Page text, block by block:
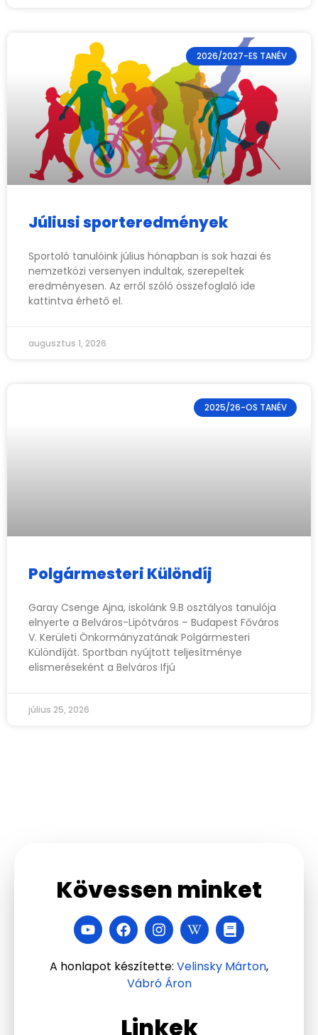
2026/2027-ES TANÉV
Júliusi sporteredmények
Sportoló tanulóink július hónapban is sok hazai és
nemzetközi versenyen indultak, szerepeltek
eredményesen. Az erről szóló összefoglaló ide
kattintva érhető el.
augusztus 1, 2026
2025/26-OS TANÉV
Polgármesteri Különdíj
Garay Csenge Ajna, iskolánk 9.B osztályos tanulója
elnyerte a Belváros-Lipótváros – Budapest Főváros
V. Kerületi Önkormányzatának Polgármesteri
Különdíját. Sportban nyújtott teljesítménye
elismeréseként a Belváros Ifjú
július 25, 2026
Linkek
Kövessen minket
A honlapot készítette: Velinsky Márton,
Vábró Áron